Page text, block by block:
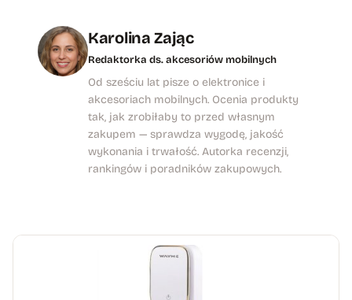
Karolina Zając
Redaktorka ds. akcesoriów mobilnych
Od sześciu lat pisze o elektronice i
akcesoriach mobilnych. Ocenia produkty
tak, jak zrobiłaby to przed własnym
zakupem — sprawdza wygodę, jakość
wykonania i trwałość. Autorka recenzji,
rankingów i poradników zakupowych.